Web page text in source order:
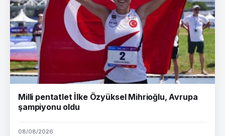
Milli pentatlet İlke Özyüksel Mihrioğlu, Avrupa
şampiyonu oldu
08/08/2026